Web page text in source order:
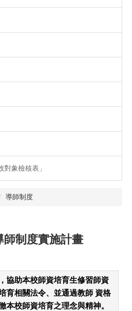
象檢核表」
導師制度
師制度實施計畫
協助本校師資培育生修習師資
育相關法令、並通過教師 資格
本校師資培育之理念與精神。